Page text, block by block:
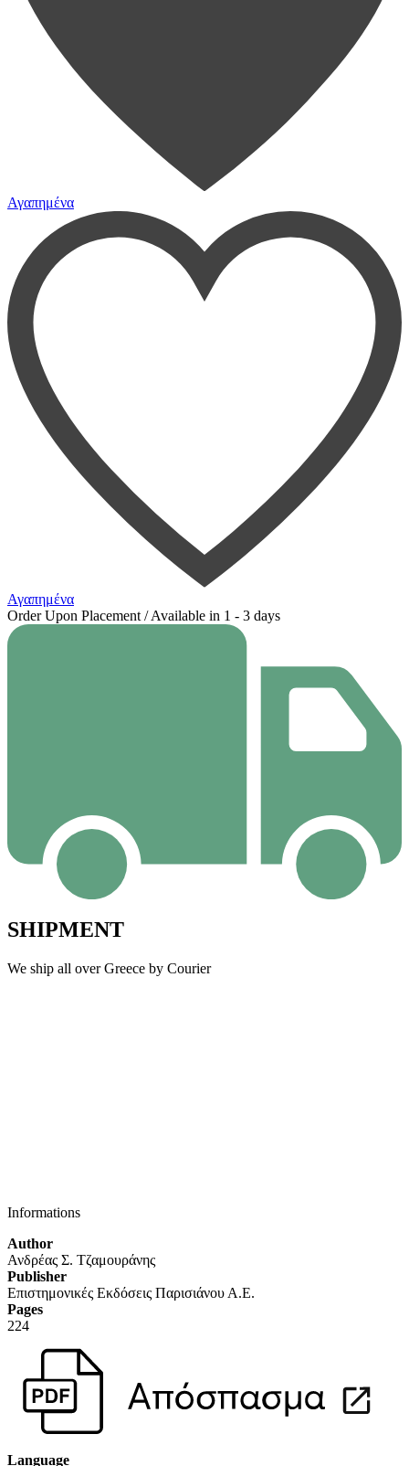
Αγαπημένα
Αγαπημένα
Order Upon Placement / Available in 1 - 3 days
SHIPMENT
We ship all over Greece by Courier
Informations
Author
Ανδρέας Σ. Τζαμουράνης
Publisher
Επιστημονικές Εκδόσεις Παρισιάνου Α.Ε.
Pages
224
Language